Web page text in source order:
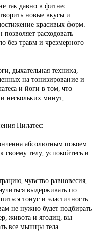
так давно в фитнес
новые вкусы и
красивых форм.
расходовать
без травм и чрезмерного
дыхательная техника,
на тонизирование и
и йоги в том, что
нескольких минут,
Пилатес:
абсолютным покоем
телу, успокойтесь и
чувство равновесия,
выдерживать по
тонус и эластичность
не нужно будет подбирать
живота и ягодиц, вы
все мышцы тела.